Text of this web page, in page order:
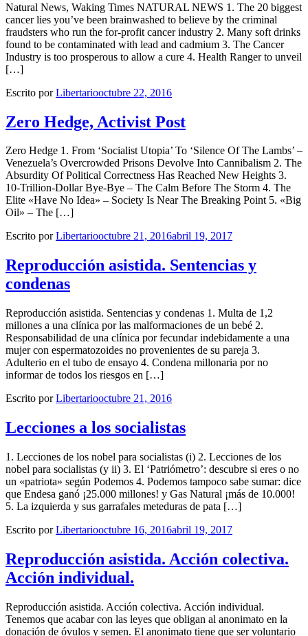
Natural News, Waking Times NATURAL NEWS 1. The 20 biggest
cancer lies you’ve been brainwashed to believe by the criminal
fraudsters who run the for-profit cancer industry 2. Many soft drinks
found to be contaminated with lead and cadmium 3. The Cancer
Industry is too prosperous to allow a cure 4. Health Ranger to unveil
[…]
Escrito porLibertariooctubre 22, 2016
Zero Hedge, Activist Post
Zero Hedge 1. From ‘Socialist Utopia’ To ‘Silence Of The Lambs’ –
Venezuela’s Overcrowded Prisons Devolve Into Cannibalism 2. The
Absurdity Of Political Correctness Has Reached New Heights 3.
10-Trillion-Dollar Bye-Bye – The Calm Before The Storm 4. The
Elite «Have No Idea» – Society Is Near The Breaking Point 5. «Big
Oil» – The […]
Escrito porLibertariooctubre 21, 2016abril 19, 2017
Reproducción asistida. Sentencias y
condenas
Reproducción asistida. Sentencias y condenas 1. Multa de 1,2
millones a una clínica por las malformaciones de un bebé 2.
Responsabilidad de una clínica por fecundar indebidamente a una
mujer con espermatozoides no provenientes de su pareja 3.
Adulterio en el tubo de ensayo 4. Condena millonaria por no
informar de todos los riesgos en […]
Escrito porLibertariooctubre 21, 2016
Lecciones a los socialistas
1. Lecciones de los nobel para socialistas (i) 2. Lecciones de los
nobel para socialistas (y ii) 3. El ‘Patriómetro’: descubre si eres o no
un «patriota» según Podemos 4. Podemos tampoco sabe sumar: dice
que Endesa ganó ¡25.000 millones! y Gas Natural ¡más de 10.000!
5. La izquierda y sus garrafales meteduras de pata […]
Escrito porLibertariooctubre 16, 2016abril 19, 2017
Reproducción asistida. Acción colectiva.
Acción individual.
Reproducción asistida. Acción colectiva. Acción individual.
Tenemos que acabar con las leyes que obligan al anonimato en la
donación de óvulos y semen. El anonimato tiene que ser voluntario